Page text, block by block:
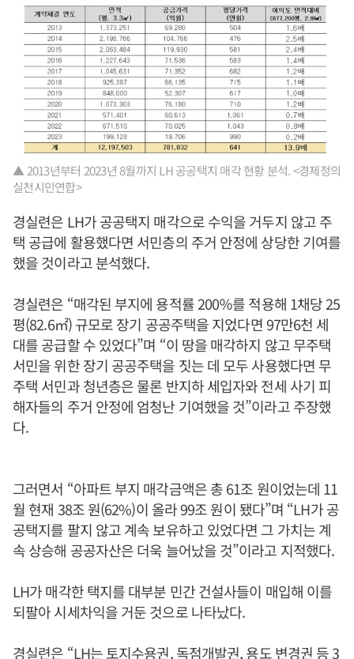
▲ 2013년부터 2023년 8월까지 LH 공공택지 매각 현황 분석. <경제정의
실천시민연합>
경실련은 LH가 공공택지 매각으로 수익을 거두지 않고 주
택 공급에 활용했다면 서민층의 주거 안정에 상당한 기여를
했을 것이라고 분석했다.
경실련은 “매각된 부지에 용적률 200％를 적용해 1채당 25
평(82.6㎡) 규모로 장기 공공주택을 지었다면 97만6천 세
대를 공급할 수 있었다”며 “이 땅을 매각하지 않고 무주택
서민을 위한 장기 공공주택을 짓는 데 모두 사용했다면 무
주택 서민과 청년층은 물론 반지하 세입자와 전세 사기 피
해자들의 주거 안정에 엄청난 기여했을 것”이라고 주장했
다.
그러면서 “아파트 부지 매각금액은 총 61조 원이었는데 11
월 현재 38조 원(62%)이 올라 99조 원이 됐다”며 “LH가 공
공택지를 팔지 않고 계속 보유하고 있었다면 그 가치는 계
속 상승해 공공자산은 더욱 늘어났을 것”이라고 지적했다.
LH가 매각한 택지를 대부분 민간 건설사들이 매입해 이를
되팔아 시세차익을 거둔 것으로 나타났다.
경실련은 “LH는 토지수용권, 독점개발권, 용도 변경권 등 3